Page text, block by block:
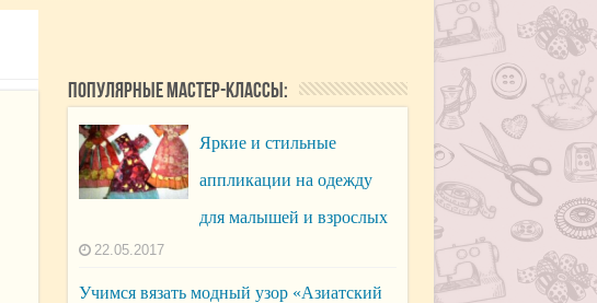
Популярные мастер-классы:
Яркие и стильные
аппликации на одежду
для малышей и взрослых
22.05.2017
Учимся вязать модный узор «Азиатский